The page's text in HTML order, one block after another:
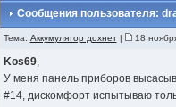
Сообщения пользователя:
Тема: Аккумулятор дохнет| 18
Kos69,
У меня панель приборов
#14, дискомфорт испытываю